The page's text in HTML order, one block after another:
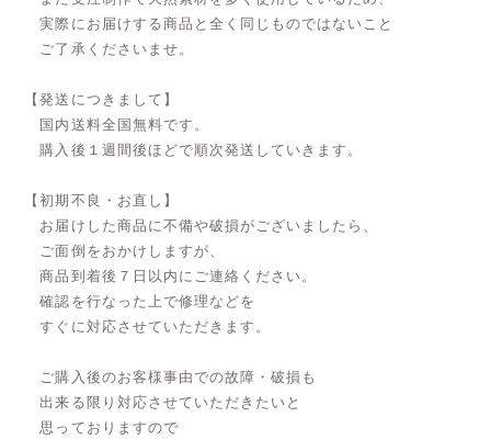
実際にお届けする商品と全く同じものではないこと
ご了承くださいませ。
【発送につきまして】
国内送料全国無料です。
購入後１週間後ほどで順次発送していきます。
【初期不良・お直し】
お届けした商品に不備や破損がございましたら、
ご面倒をおかけしますが、
商品到着後７日以内にご連絡ください。
確認を行なった上で修理などを
すぐに対応させていただきます。
ご購入後のお客様事由での故障・破損も
出来る限り対応させていただきたいと
思っておりますので